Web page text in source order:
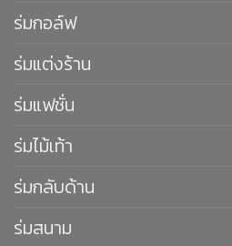
ร่มกอล์ฟ
ร่มแต่งร้าน
ร่มแฟชั่น
ร่มไม้เท้า
ร่มกลับด้าน
ร่มสนาม